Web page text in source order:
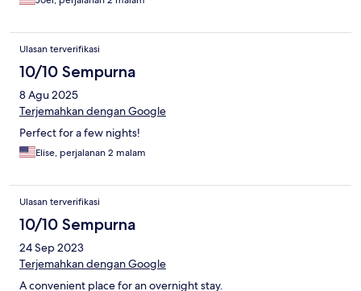
Ulasan terverifikasi
10/10 Sempurna
8 Agu 2025
Terjemahkan dengan Google
Perfect for a few nights!
Elise, perjalanan 2 malam
Ulasan terverifikasi
10/10 Sempurna
24 Sep 2023
Terjemahkan dengan Google
A convenient place for an overnight stay.